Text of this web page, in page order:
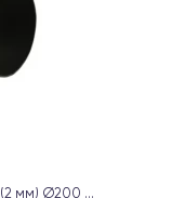
(2 мм) Ø200 ...